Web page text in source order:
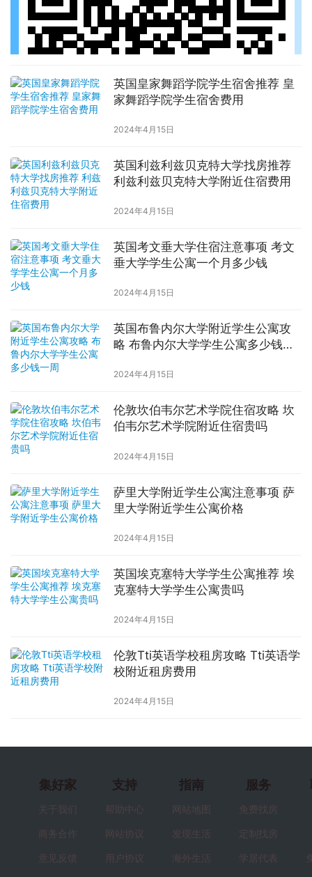
英国皇家舞蹈学院学生宿舍推荐 皇
家舞蹈学院学生宿舍费用
2024年4月15日
英国利兹利兹贝克特大学找房推荐
利兹利兹贝克特大学附近住宿费用
2024年4月15日
英国考文垂大学住宿注意事项 考文
垂大学学生公寓一个月多少钱
2024年4月15日
英国布鲁内尔大学附近学生公寓攻
略 布鲁内尔大学学生公寓多少钱一
2024年4月15日
伦敦坎伯韦尔艺术学院住宿攻略 坎
伯韦尔艺术学院附近住宿贵吗
2024年4月15日
萨里大学附近学生公寓注意事项 萨
里大学附近学生公寓价格
2024年4月15日
英国埃克塞特大学学生公寓推荐 埃
克塞特大学学生公寓贵吗
2024年4月15日
伦敦Tti英语学校租房攻略 Tti英语学
校附近租房费用
2024年4月15日
集好家
关于我们
商务合作
意见反馈
支持
帮助中心
网站协议
用户协议
指南
网站地图
发现生活
海外生活
服务
免费找房
定制找房
学居代表